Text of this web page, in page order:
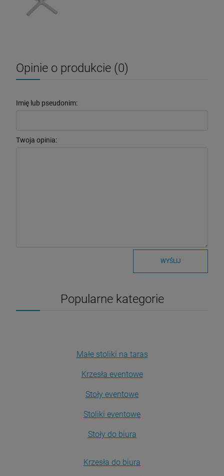
Opinie o produkcie (0)
Imię lub pseudonim:
Twoja opinia:
WYŚLIJ
Popularne kategorie
Małe stoliki na taras
Krzesła eventowe
Stoły eventowe
Stoliki eventowe
Stoły do biura
Krzesła do biura